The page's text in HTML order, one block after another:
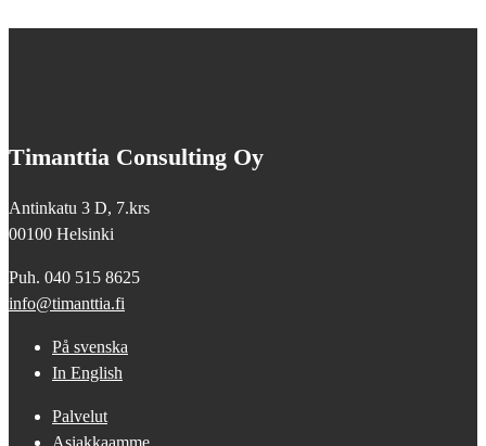
Timanttia Consulting Oy
Antinkatu 3 D, 7.krs
00100 Helsinki
Puh. 040 515 8625
info@timanttia.fi
På svenska
In English
Palvelut